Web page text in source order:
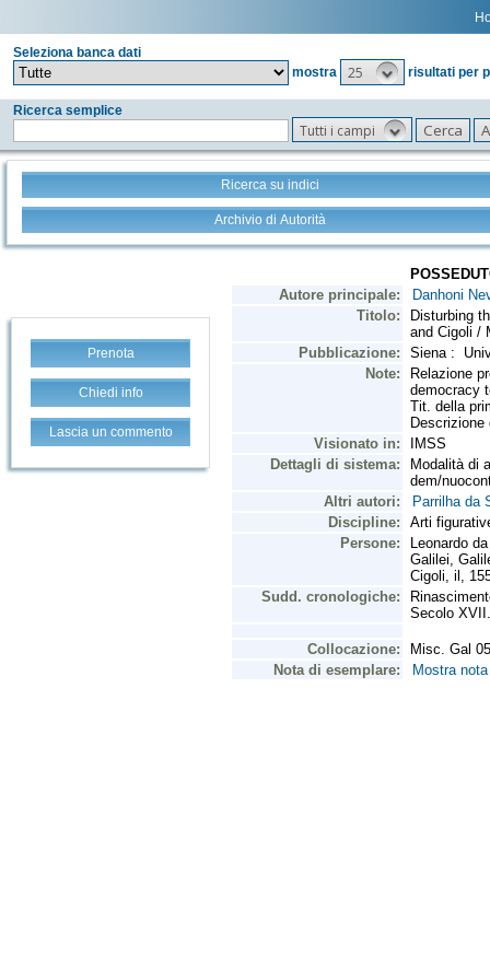
Seleziona banca dati
mostra
25 risultati per
Ricerca semplice
Tutti i campi
Ricerca su indici
Archivio di Autorità
Prenota
Chiedi info
Lascia un commento